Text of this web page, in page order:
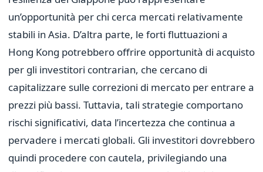
un’opportunità per chi cerca mercati relativamente
stabili in Asia. D’altra parte, le forti fluttuazioni a
Hong Kong potrebbero offrire opportunità di acquisto
per gli investitori contrarian, che cercano di
capitalizzare sulle correzioni di mercato per entrare a
prezzi più bassi. Tuttavia, tali strategie comportano
rischi significativi, data l’incertezza che continua a
pervadere i mercati globali. Gli investitori dovrebbero
quindi procedere con cautela, privilegiando una